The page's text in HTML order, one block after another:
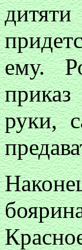
ему.
руки,